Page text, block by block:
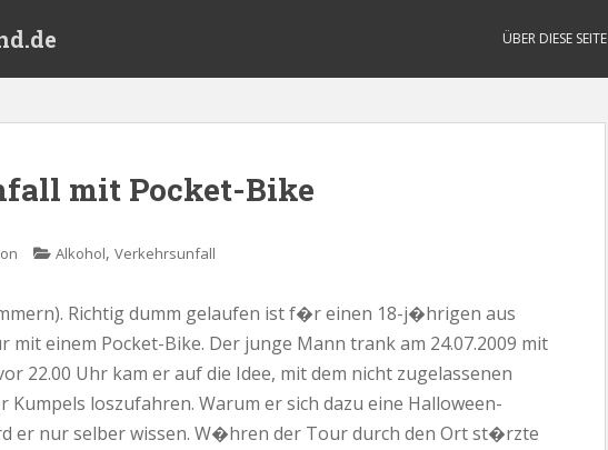
ÜBER DIESE SEITE
mit Pocket-Bike
Alkohol, Verkehrsunfall
Richtig dumm gelaufen ist f�r einen 18-j�hrigen aus
mit einem Pocket-Bike. Der junge Mann trank am 24.07.2009 mit
22.00 Uhr kam er auf die Idee, mit dem nicht zugelassenen
Kumpels loszufahren. Warum er sich dazu eine Halloween-
er nur selber wissen. W�hren der Tour durch den Ort st�rzte